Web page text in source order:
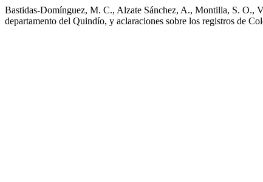
Bastidas-Domínguez, M. C., Alzate Sánchez, A., Montilla, S. O.,
departamento del Quindío, y aclaraciones sobre los registros de